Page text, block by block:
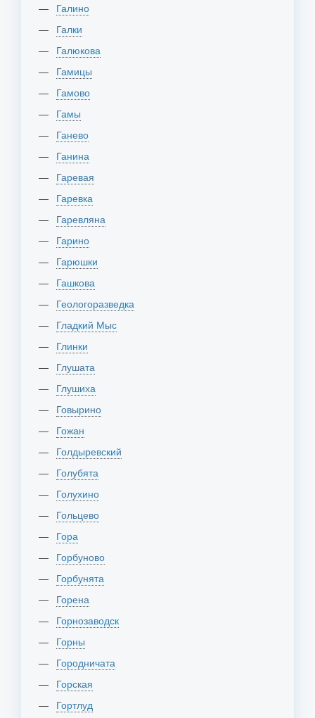
Галино
Галки
Галюкова
Гамицы
Гамово
Гамы
Ганево
Ганина
Гаревая
Гаревка
Гаревляна
Гарино
Гарюшки
Гашкова
Геологоразведка
Гладкий Мыс
Глинки
Глушата
Глушиха
Говырино
Гожан
Голдыревский
Голубята
Голухино
Гольцево
Гора
Горбуново
Горбунята
Горена
Горнозаводск
Горны
Городничата
Горская
Гортлуд